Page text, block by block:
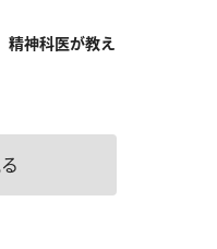
神科医が教え